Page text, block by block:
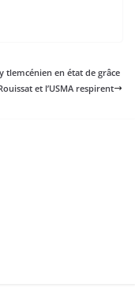
tlemcénien en état de grâce
et l’USMA respirent